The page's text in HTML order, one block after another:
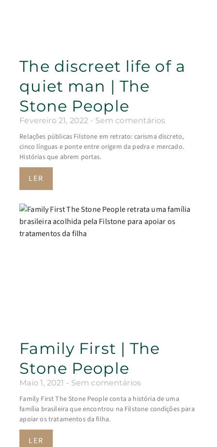
The discreet life of a
quiet man | The
Stone People
Fevereiro 21, 2022 Sem comentários
Relações públicas Filstone em retrato: carisma discreto,
cinco línguas e ponte entre origem da pedra e mercado.
Histórias que abrem portas.
LER
Family First | The
Stone People
Maio 1, 2021 Sem comentários
Family First The Stone People conta a história de uma
família brasileira que encontrou na Filstone condições para
apoiar os tratamentos da filha.
LER